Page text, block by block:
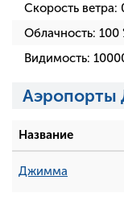
Скорость ветра:
Облачность: 100
Видимость:
Название
Джимма